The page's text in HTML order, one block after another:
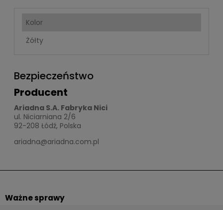
Kolor
Żółty
Bezpieczeństwo
Producent
Ariadna S.A. Fabryka Nici
ul. Niciarniana 2/6
92-208 Łódź, Polska
ariadna@ariadna.com.pl
Ważne sprawy